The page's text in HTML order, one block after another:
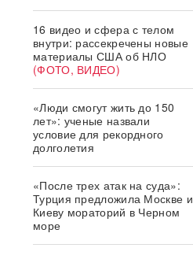
16 видео и сфера с телом
внутри: рассекречены новые
материалы США об НЛО
(ФОТО, ВИДЕО)
«Люди смогут жить до 150
лет»: ученые назвали
условие для рекордного
долголетия
«После трех атак на суда»:
Турция предложила Москве и
Киеву мораторий в Черном
море